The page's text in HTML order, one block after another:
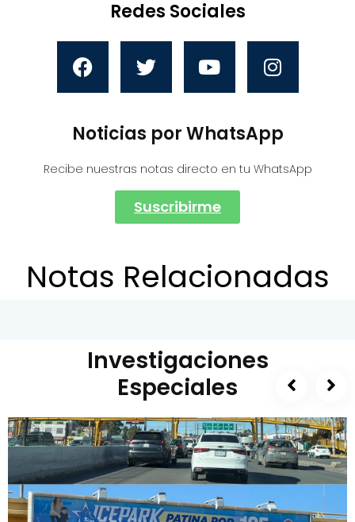
Redes Sociales
Noticias por WhatsApp
Recibe nuestras notas directo en tu WhatsApp
Suscribirme
Notas Relacionadas
Investigaciones
Especiales